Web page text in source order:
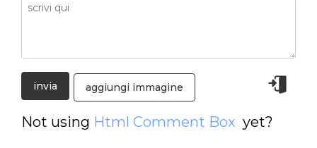
aggiungi immagine
Not using Html Comment Box yet?